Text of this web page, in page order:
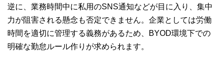
逆に、業務時間中に私用のSNS通知などが目に入り、集中
力が阻害される懸念も否定できません。企業としては労働
時間を適切に管理する義務があるため、BYOD環境下での
明確な勤怠ルール作りが求められます。